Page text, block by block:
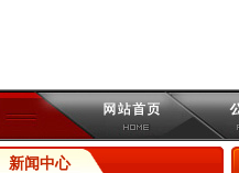
新闻中心